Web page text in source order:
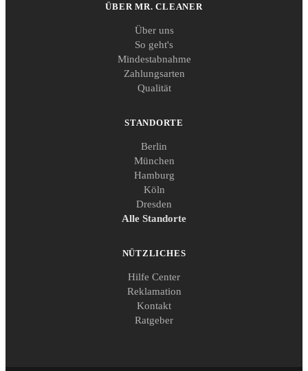
ÜBER MR. CLEANER
Über uns
So geht's
Mindestabnahme
Zahlungsarten
Qualität
STANDORTE
Berlin
München
Hamburg
Köln
Dresden
Alle Standorte
NÜTZLICHES
Hilfe Center
Reklamation
Kontakt
Ratgeber